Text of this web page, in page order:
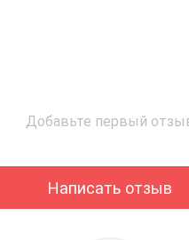
Добавьте первый
Написать отзыв